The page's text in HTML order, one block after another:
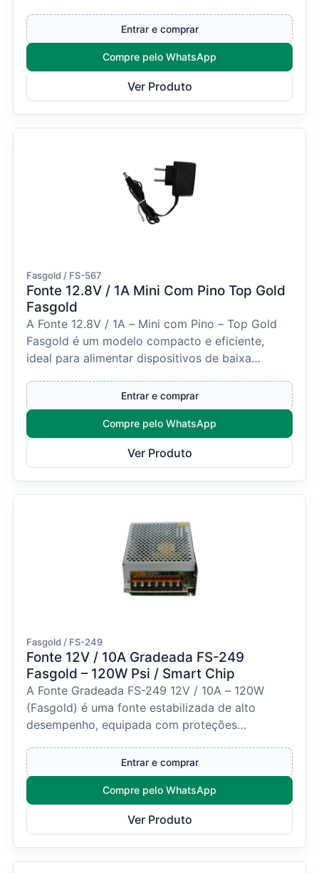
Entrar e comprar
Compre pelo WhatsApp
Ver Produto
Fasgold / FS-567
Fonte 12.8V / 1A Mini Com Pino Top Gold
Fasgold
A Fonte 12.8V / 1A – Mini com Pino – Top Gold
Fasgold é um modelo compacto e eficiente,
ideal para alimentar dispositivos de baixa
Entrar e comprar
Compre pelo WhatsApp
Ver Produto
Fasgold / FS-249
Fonte 12V / 10A Gradeada FS-249
Fasgold – 120W Psi / Smart Chip
A Fonte Gradeada FS-249 12V / 10A – 120W
(Fasgold) é uma fonte estabilizada de alto
desempenho, equipada com proteções
Entrar e comprar
Compre pelo WhatsApp
Ver Produto